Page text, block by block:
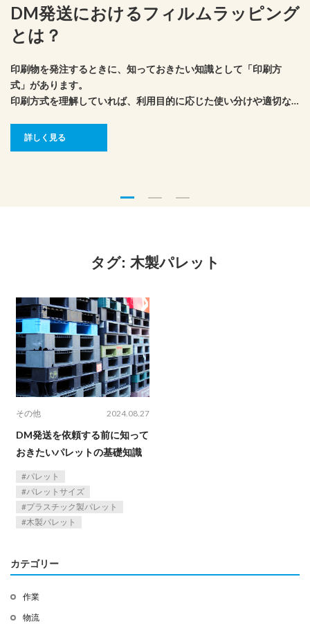
DM発送におけるフィルムラッピング
とは？
印刷物を発注するときに、知っておきたい知識として「印刷方
式」があります。
印刷方式を理解していれば、利用目的に応じた使い分けや適切な
ここでは、印刷の版式や印刷方式ごとの特徴について、解説しま
詳しく見る
タグ: 木製パレット
その他 2024.08.27
DM発送を依頼する前に知って
おきたいパレットの基礎知識
パレット
パレットサイズ
プラスチック製パレット
木製パレット
カテゴリー
作業
物流